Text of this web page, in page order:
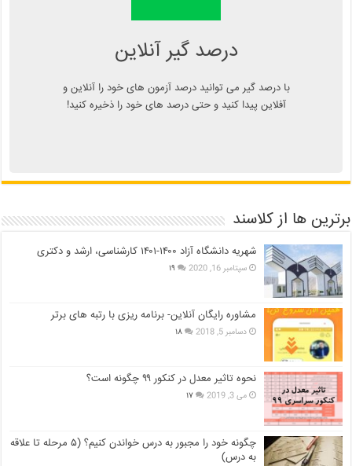
درصد گیر آنلاین
با درصد گیر می توانید درصد آزمون های خود را آنلاین و
آفلاین پیدا کنید و حتی درصد های خود را ذخیره کنید!
برترین ها از کلاسند
شهریه دانشگاه آزاد ۱۴۰۰-۱۴۰۱ کارشناسی، ارشد و دکتری
سپتامبر 16, 2020 ۱۹
مشاوره رایگان آنلاین- برنامه ریزی با رتبه های برتر
دسامبر 5, 2018 ۱۸
نحوه تاثیر معدل در کنکور ۹۹ چگونه است؟
می 3, 2019 ۱۷
چگونه خود را مجبور به درس خواندن کنیم؟ (۵ مرحله تا علاقه
به درس)